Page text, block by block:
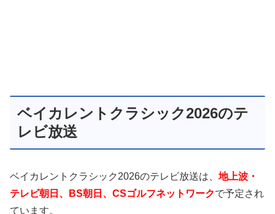
ベイカレントクラシック2026のテ
レビ放送
ベイカレントクラシック2026のテレビ放送は、 地上波・
テレビ朝日、BS朝日、CSゴルフネットワークで予定され
ています。